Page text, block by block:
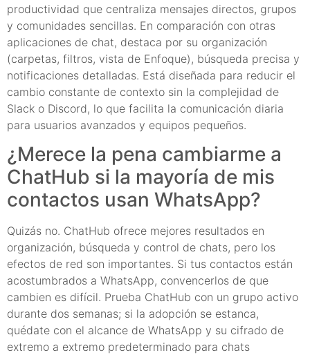
productividad que centraliza mensajes directos, grupos
y comunidades sencillas. En comparación con otras
aplicaciones de chat, destaca por su organización
(carpetas, filtros, vista de Enfoque), búsqueda precisa y
notificaciones detalladas. Está diseñada para reducir el
cambio constante de contexto sin la complejidad de
Slack o Discord, lo que facilita la comunicación diaria
para usuarios avanzados y equipos pequeños.
¿Merece la pena cambiarme a
ChatHub si la mayoría de mis
contactos usan WhatsApp?
Quizás no. ChatHub ofrece mejores resultados en
organización, búsqueda y control de chats, pero los
efectos de red son importantes. Si tus contactos están
acostumbrados a WhatsApp, convencerlos de que
cambien es difícil. Prueba ChatHub con un grupo activo
durante dos semanas; si la adopción se estanca,
quédate con el alcance de WhatsApp y su cifrado de
extremo a extremo predeterminado para chats